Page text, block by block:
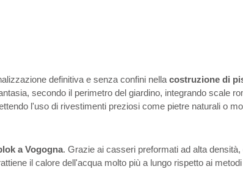
definitiva e senza confini nella costruzione di
secondo il perimetro del giardino, integrando scale
l'uso di rivestimenti preziosi come pietre naturali o
a Vogogna. Grazie ai casseri preformati ad alta
il calore dell'acqua molto più a lungo rispetto ai